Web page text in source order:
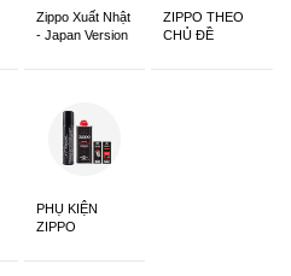
Zippo Xuất Nhật
- Japan Version
ZIPPO THEO
CHỦ ĐỀ
PHỤ KIỆN
ZIPPO